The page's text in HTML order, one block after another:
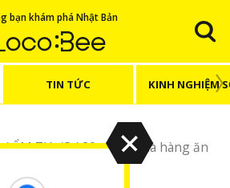
bạn khám phá Nhật Bản
TIN TỨC KINH NGHIỆM
/ẨM THỰC/20 chuỗi nhà hàng ăn